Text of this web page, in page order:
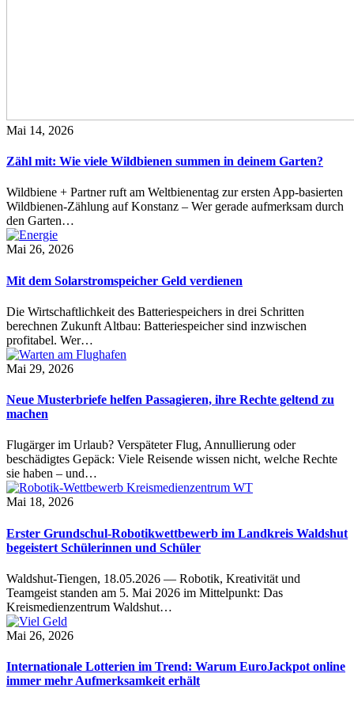
Mai 14, 2026
Zähl mit: Wie viele Wildbienen summen in deinem Garten?
Wildbiene + Partner ruft am Weltbienentag zur ersten App-basierten
Wildbienen-Zählung auf Konstanz – Wer gerade aufmerksam durch
den Garten…
Mai 26, 2026
Mit dem Solarstromspeicher Geld verdienen
Die Wirtschaftlichkeit des Batteriespeichers in drei Schritten
berechnen Zukunft Altbau: Batteriespeicher sind inzwischen
profitabel. Wer…
Mai 29, 2026
Neue Musterbriefe helfen Passagieren, ihre Rechte geltend zu
machen
Flugärger im Urlaub? Verspäteter Flug, Annullierung oder
beschädigtes Gepäck: Viele Reisende wissen nicht, welche Rechte
sie haben – und…
Mai 18, 2026
Erster Grundschul-Robotikwettbewerb im Landkreis Waldshut
begeistert Schülerinnen und Schüler
Waldshut-Tiengen, 18.05.2026 — Robotik, Kreativität und
Teamgeist standen am 5. Mai 2026 im Mittelpunkt: Das
Kreismedienzentrum Waldshut…
Mai 26, 2026
Internationale Lotterien im Trend: Warum EuroJackpot online
immer mehr Aufmerksamkeit erhält